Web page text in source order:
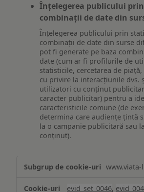
Înțelegerea publicului
combinații de date din
Înțelegerea publicului prin
combinații de date din surse
pot fi generate pe baza
date (cum ar fi profilurile de
statisticile, cercetarea de
cu privire la interacțiunile dvs.
utilizatori cu conținut
caracter publicitar) pentru a
caracteristicile comune (de
determina care audiențe țintă
la o campanie publicitară sau
conținut).
evid_set_0046,